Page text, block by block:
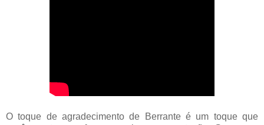
O toque de agradecimento de Berrante é um toque que